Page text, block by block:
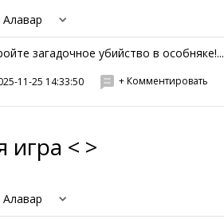
загадочное убийство в особняке!...
11-25 14:33:50 + Комментировать
игра < >